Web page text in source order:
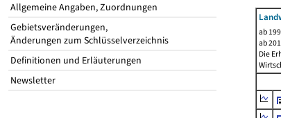
Allgemeine Angaben, Zuordnungen
Gebietsveränderungen,
Änderungen zum Schlüsselverzeichnis
Definitionen und Erläuterungen
Newsletter
ab
ab
Die